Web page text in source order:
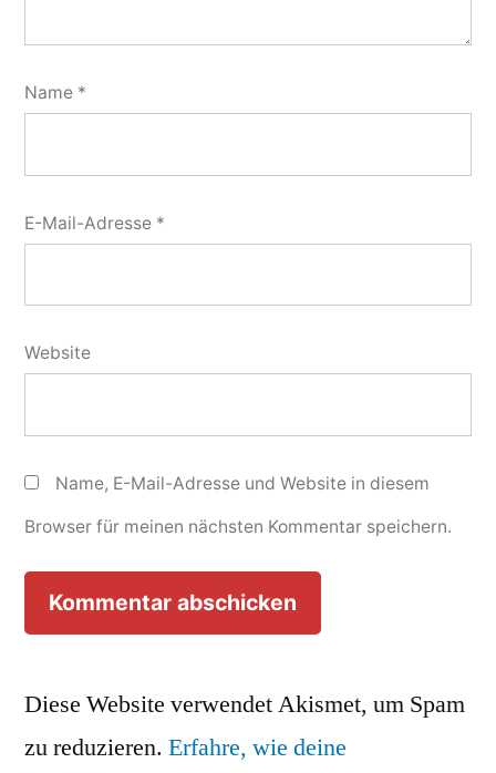
Name *
E-Mail-Adresse *
Website
Name, E-Mail-Adresse und Website in diesem
Browser für meinen nächsten Kommentar speichern.
Diese Website verwendet Akismet, um Spam
zu reduzieren. Erfahre, wie deine